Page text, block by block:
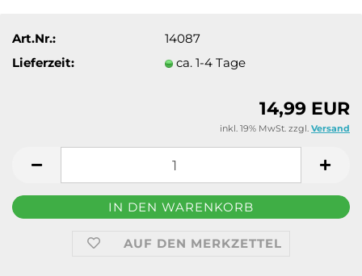
Art.Nr.:
14087
Lieferzeit:
ca. 1-4 Tage
14,99 EUR
inkl. 19% MwSt. zzgl. Versand
AUF DEN MERKZETTEL